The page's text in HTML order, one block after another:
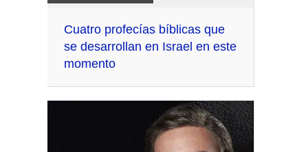
Cuatro profecías bíblicas que
se desarrollan en Israel en este
momento